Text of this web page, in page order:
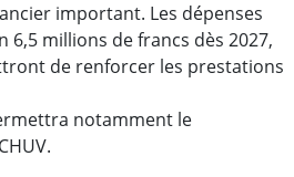
important. Les dépenses
millions de francs dès 2027,
de renforcer les prestations
notamment le